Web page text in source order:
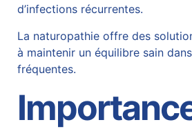
d’infections récurrentes.
La naturopathie offre des
à maintenir un équilibre sain
fréquentes.